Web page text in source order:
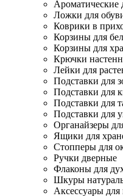
Ложки для
Коврики в
Корзины для
Корзины для
Крючки
Лейки для
Подставки для
Подставки для
Подставки для
Подставки для
Органайзеры
Ящики для
Стопперы для
Ручки дверные
Флаконы для
Шкуры
Аксессуары